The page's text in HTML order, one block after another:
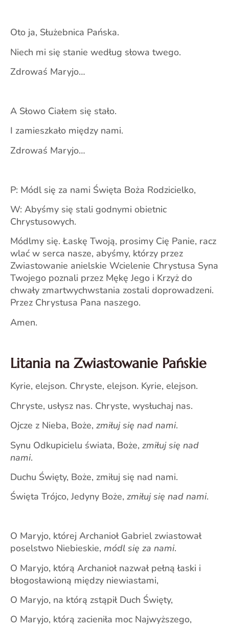
Oto ja, Służebnica Pańska.
Niech mi się stanie według słowa twego.
Zdrowaś Maryjo…
A Słowo Ciałem się stało.
I zamieszkało między nami.
Zdrowaś Maryjo…
P: Módl się za nami Święta Boża Rodzicielko,
W: Abyśmy się stali godnymi obietnic
Chrystusowych.
Módlmy się. Łaskę Twoją, prosimy Cię Panie, racz
wlać w serca nasze, abyśmy, którzy przez
Zwiastowanie anielskie Wcielenie Chrystusa Syna
Twojego poznali przez Mękę Jego i Krzyż do
chwały zmartwychwstania zostali doprowadzeni.
Przez Chrystusa Pana naszego.
Amen.
Litania na Zwiastowanie Pańskie
Kyrie, elejson. Chryste, elejson. Kyrie, elejson.
Chryste, usłysz nas. Chryste, wysłuchaj nas.
Ojcze z Nieba, Boże, zmiłuj się nad nami.
Synu Odkupicielu świata, Boże, zmiłuj się nad
nami.
Duchu Święty, Boże, zmiłuj się nad nami.
Święta Trójco, Jedyny Boże, zmiłuj się nad nami.
O Maryjo, której Archanioł Gabriel zwiastował
poselstwo Niebieskie, módl się za nami.
O Maryjo, którą Archanioł nazwał pełną łaski i
błogosławioną między niewiastami,
O Maryjo, na którą zstąpił Duch Święty,
O Maryjo, którą zacieniła moc Najwyższego,